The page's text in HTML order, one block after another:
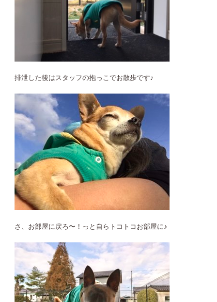
排泄した後はスタッフの抱っこでお散歩です♪
さ、お部屋に戻ろ〜！っと自らトコトコお部屋に♪